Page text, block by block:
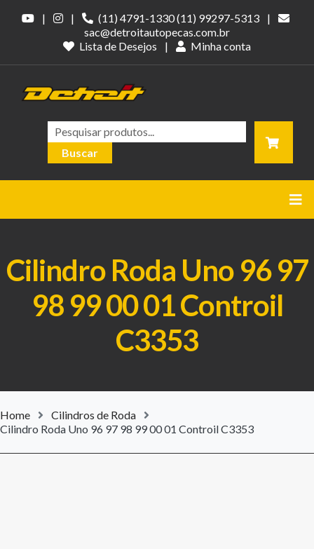
| | (11) 4791-1330(11) 99297-5313
|
sac@detroitautopecas.com.br
Lista de Desejos
| Minha conta
Pesquisar
Buscar
Cilindro Roda Uno 96 97
98 99 00 01 Controil
C3353
Home
Cilindros de Roda
Cilindro Roda Uno 96 97 98 99 00 01 Controil C3353